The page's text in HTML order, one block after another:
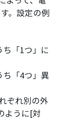
。設定の例
「1つ」に
ち「4つ」異
ぞれ別の外
ように[対